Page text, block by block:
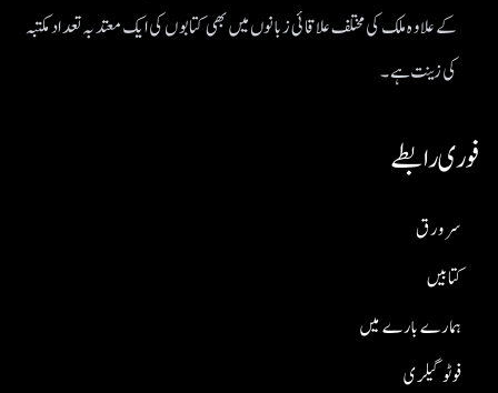
کے علاوہ ملک کی مختلف علاقائی زبانوں میں بھی کتابوں کی ایک معتد بہ تعداد مکتبہ
کی زینت ہے۔
فوری رابطے
فوٹو گیلری
ہمارے بارے میں
کتابیں
سر ورق